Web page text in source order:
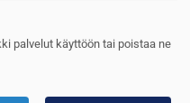
palvelut käyttöön tai poistaa ne